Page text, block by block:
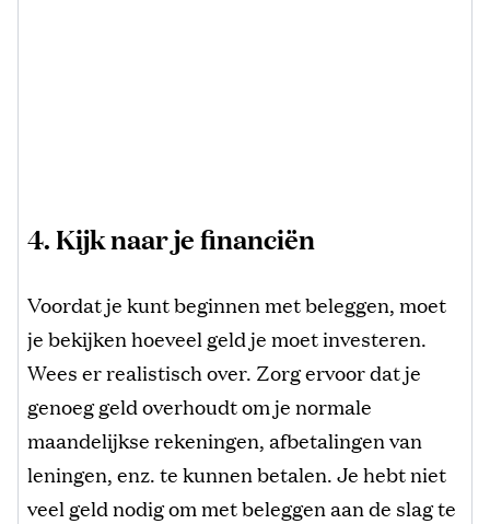
4. Kijk naar je financiën
Voordat je kunt beginnen met beleggen, moet
je bekijken hoeveel geld je moet investeren.
Wees er realistisch over. Zorg ervoor dat je
genoeg geld overhoudt om je normale
maandelijkse rekeningen, afbetalingen van
leningen, enz. te kunnen betalen. Je hebt niet
veel geld nodig om met beleggen aan de slag te